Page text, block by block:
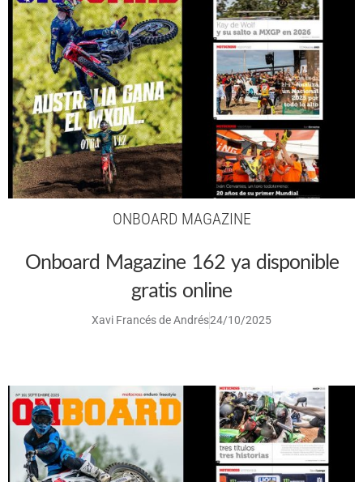
ONBOARD MAGAZINE
Onboard Magazine 162 ya disponible
gratis online
Xavi Francés de Andrés24/10/2025